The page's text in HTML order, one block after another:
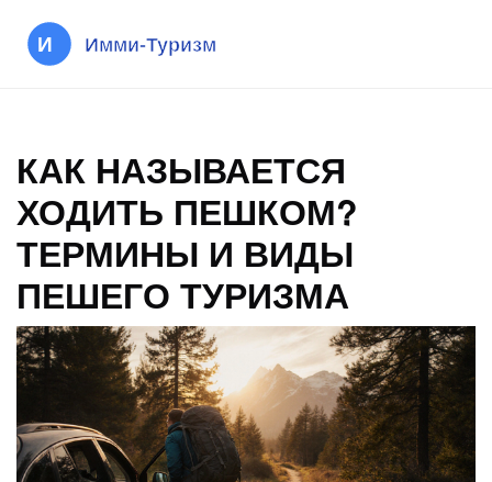
КАК НАЗЫВАЕТСЯ
ХОДИТЬ ПЕШКОМ?
ТЕРМИНЫ И ВИДЫ
ПЕШЕГО ТУРИЗМА